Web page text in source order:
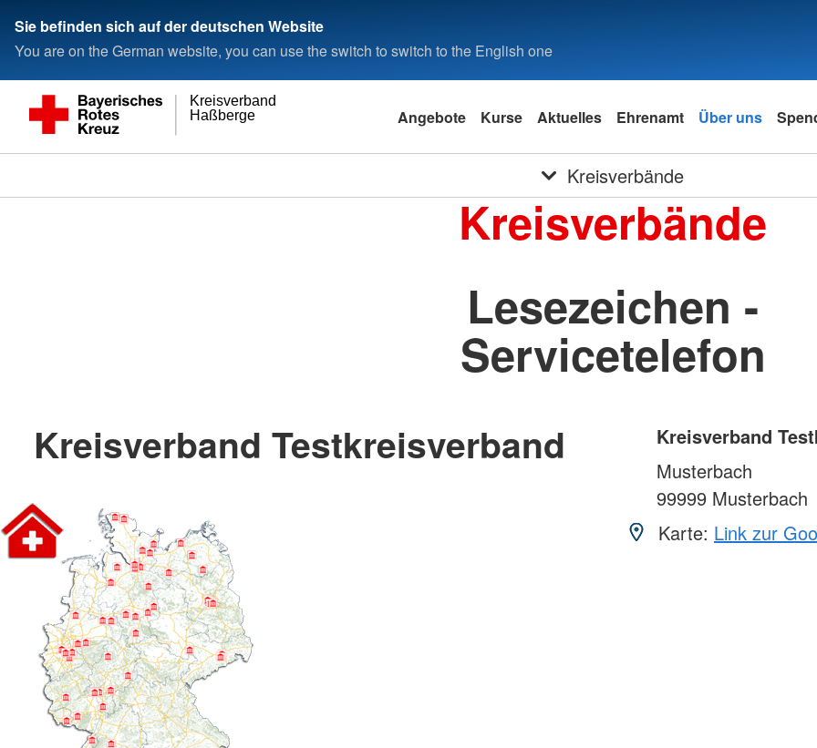
Sie befinden sich auf der deutschen Website
You are on the German website, you can use the switch to switch to the English one
Haßberge
Kreisverband
Angebote Kurse Aktuelles Ehrenamt Über uns
Kreisverbände
Kreisverbände
Lesezeichen -
Servicetelefon
Kreisverband Testkreisverband
Kreisverband
Musterbach
99999 Musterbach
Karte: Link zur